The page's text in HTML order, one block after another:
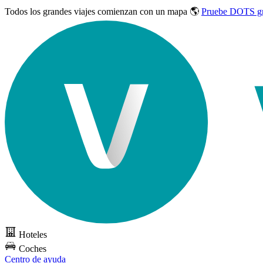
Todos los grandes viajes comienzan con un mapa 🌎 Pruebe DOTS
Hoteles
Coches
Centro de ayuda